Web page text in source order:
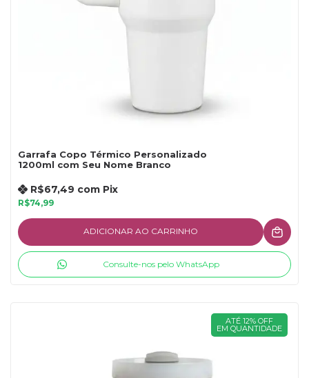
Garrafa Copo Térmico Personalizado
1200ml com Seu Nome Branco
R$74,99
R$67,49 com Pix
ADICIONAR AO CARRINHO
Consulte-nos pelo WhatsApp
ATÉ 12% OFF
EM QUANTIDADE